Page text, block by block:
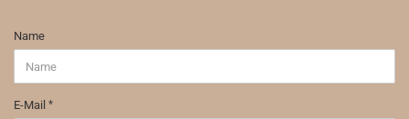
KONTAKT
Name
E-Mail